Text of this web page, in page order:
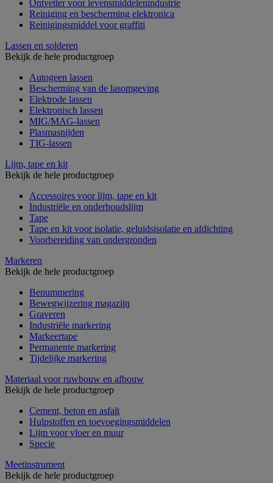
Ontvetter voor levensmiddelenindustrie
Reiniging en bescherming elektronica
Reinigingsmiddel voor graffiti
Lassen en solderen
Bekijk de hele productgroep
Autogeen lassen
Bescherming van de lasomgeving
Elektrode lassen
Elektronisch lassen
MIG/MAG-lassen
Plasmasnijden
TIG-lassen
Lijm, tape en kit
Bekijk de hele productgroep
Accessoires voor lijm, tape en kit
Industriële en onderhoudslijm
Tape
Tape en kit voor isolatie, geluidsisolatie en afdichting
Voorbereiding van ondergronden
Markeren
Bekijk de hele productgroep
Benummering
Bewegwijzering magazijn
Graveren
Industriële markering
Markeertape
Permanente markering
Tijdelijke markering
Materiaal voor ruwbouw en afbouw
Bekijk de hele productgroep
Cement, beton en asfalt
Hulpstoffen en toevoegingsmiddelen
Lijm voor vloer en muur
Specie
Meetinstrument
Bekijk de hele productgroep